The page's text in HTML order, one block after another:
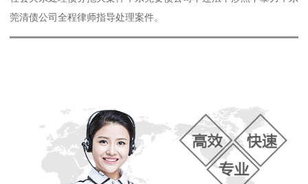
莞清债公司全程律师指导处理案件。